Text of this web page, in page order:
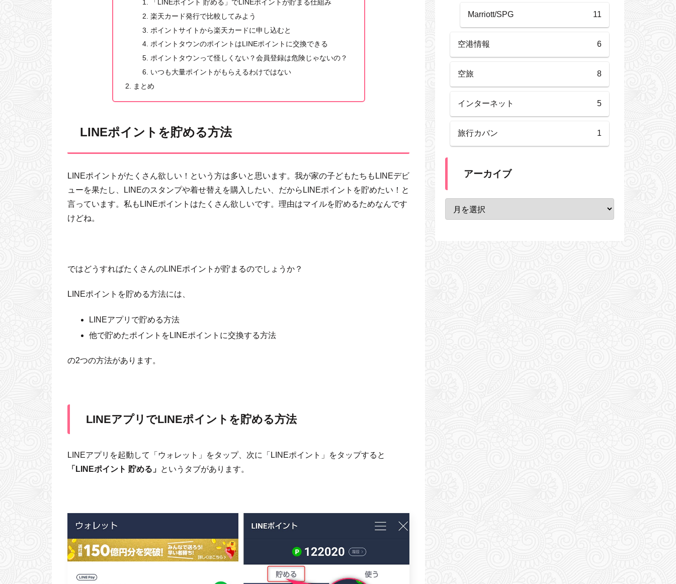
「LINEポイント 貯める」でLINEポイントが貯まる仕組み
楽天カード発行で比較してみよう
ポイントサイトから楽天カードに申し込むと
ポイントタウンのポイントはLINEポイントに交換できる
ポイントタウンって怪しくない？会員登録は危険じゃないの？
いつも大量ポイントがもらえるわけではない
まとめ
LINEポイントを貯める方法
LINEポイントがたくさん欲しい！という方は多いと思います。我が家の子どもたちもLINEデビ
ューを果たし、LINEのスタンプや着せ替えを購入したい、だからLINEポイントを貯めたい！と
言っています。私もLINEポイントはたくさん欲しいです。理由はマイルを貯めるためなんです
けどね。
ではどうすればたくさんのLINEポイントが貯まるのでしょうか？
LINEポイントを貯める方法には、
LINEアプリで貯める方法
他で貯めたポイントをLINEポイントに交換する方法
の2つの方法があります。
LINEアプリでLINEポイントを貯める方法
LINEアプリを起動して「ウォレット」をタップ、次に「LINEポイント」をタップすると
「LINEポイント 貯める」 というタブがあります。
Marriott/SPG 11
空港情報 6
空旅 8
インターネット 5
旅行カバン 1
アーカイブ